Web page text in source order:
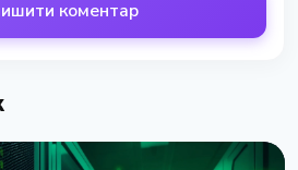
коментар